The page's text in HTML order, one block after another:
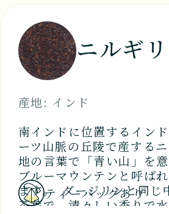
ニルギリ
産地: インド
南インドに位置するイン
ーツ山脈の丘陵で産する
地の言葉で「青い山」を
ブルーマウンテンと呼ば
ます。 ダージリンと同じ
茶葉で、清々しい香りで
ティーバッグあり